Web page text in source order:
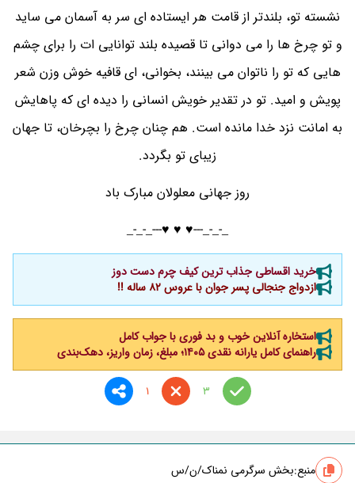
نشسته تو، بلندتر از قامت هر ایستاده ای سر به آسمان می ساید
و تو چرخ ها را می دوانی تا قصیده بلند توانایی ات را برای چشم
هایی که تو را ناتوان می بینند، بخوانی، ای قافیه خوش وزن شعر
پویش و امید. تو در تقدیر خویش انسانی را دیده ای که پاهایش
به امانت نزد خدا مانده است. هم چنان چرخ را بچرخان، تا جهان
زیبای تو بگردد.
روز جهانی معلولان مبارک باد
_-_-_---♥️ ♥️ ♥️---_-_-_
خرید اقساطی جذاب ترین کیف چرم دست دوز
ازدواج جنجالی پسر جوان با عروس 82 ساله !!
استخاره آنلاین خوب و بد فوری با جواب کامل
راهنمای کامل یارانه نقدی ۱۴۰۵؛ مبلغ، زمان واریز، دهک‌بندی
3
1
منبع:بخش سرگرمی نمناک/ن/س